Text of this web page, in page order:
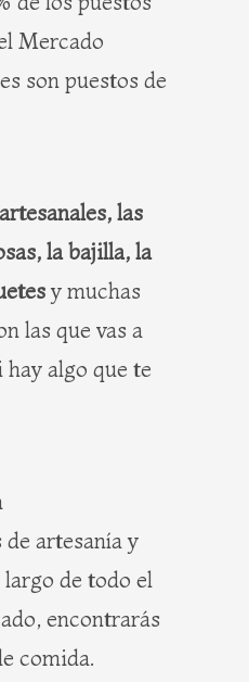
Mercado
son puestos de
las
la bajilla, la
y muchas
las que vas a
algo que te
de artesanía y
de todo el
encontrarás
comida.